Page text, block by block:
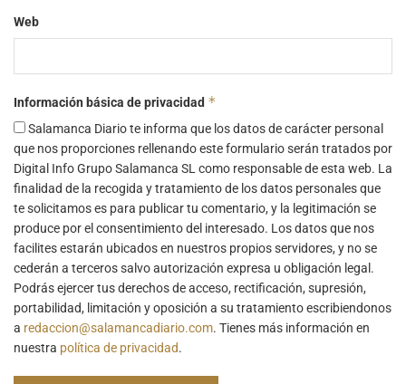
Web
Información básica de privacidad *
Salamanca Diario te informa que los datos de carácter personal
que nos proporciones rellenando este formulario serán tratados por
Digital Info Grupo Salamanca SL como responsable de esta web. La
finalidad de la recogida y tratamiento de los datos personales que
te solicitamos es para publicar tu comentario, y la legitimación se
produce por el consentimiento del interesado. Los datos que nos
facilites estarán ubicados en nuestros propios servidores, y no se
cederán a terceros salvo autorización expresa u obligación legal.
Podrás ejercer tus derechos de acceso, rectificación, supresión,
portabilidad, limitación y oposición a su tratamiento escribiendonos
a redaccion@salamancadiario.com. Tienes más información en
nuestra política de privacidad.